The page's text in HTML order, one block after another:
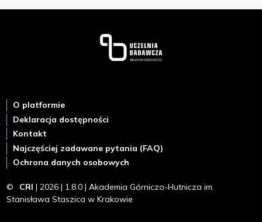
O platformie
Deklaracja dostępności
Kontakt
Najczęściej zadawane pytania (FAQ)
Ochrona danych osobowych
© CRI | 2026 | 1.8.0 | Akademia Górniczo-Hutnicza im.
Stanisława Staszica w Krakowie